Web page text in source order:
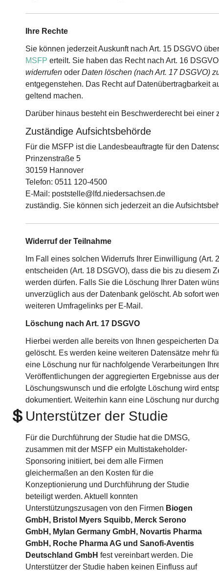
Ihre Rechte
Sie können jederzeit Auskunft nach Art. 15 DSGVO
MSFP erteilt. Sie haben das Recht nach Art. 16
widerrufen oder Daten löschen (nach Art. 17 DSGVO)
entgegenstehen. Das Recht auf Datenübertragbarkeit
geltend machen.
Darüber hinaus besteht ein Beschwerderecht bei
Zuständige Aufsichtsbehörde
Für die MSFP ist die Landesbeauftragte für den
Prinzenstraße 5
30159 Hannover
Telefon: 0511 120-4500
E-Mail: poststelle@lfd.niedersachsen.de
zuständig. Sie können sich jederzeit an die
Widerruf der Teilnahme
Im Fall eines solchen Widerrufs Ihrer Einwilligung
entscheiden (Art. 18 DSGVO), dass die bis zu diesem
werden dürfen. Falls Sie die Löschung Ihrer Daten
unverzüglich aus der Datenbank gelöscht. Ab sofort
weiteren Umfragelinks per E-Mail.
Löschung nach Art. 17 DSGVO
Hierbei werden alle bereits von Ihnen gespeicherten
gelöscht. Es werden keine weiteren Datensätze mehr
eine Löschung nur für nachfolgende Verarbeitungen
Veröffentlichungen der aggregierten Ergebnisse aus
Löschungswunsch und die erfolgte Löschung wird
dokumentiert. Weiterhin kann eine Löschung nur
Unterstützer der Studie
Für die Durchführung der Studie hat die DMSG,
zusammen mit der MSFP ein Multistakeholder-
Sponsoring initiiert, bei dem alle Firmen
gleichermaßen an den Kosten für die
Konzeptionierung und Durchführung der Studie
beteiligt werden. Aktuell konnten
Unterstützungszusagen von den Firmen Biogen
GmbH, Bristol Myers Squibb, Merck Serono
GmbH, Mylan Germany GmbH, Novartis Pharma
GmbH, Roche Pharma AG und Sanofi-Aventis
Deutschland GmbH fest vereinbart werden. Die
Unterstützer der Studie haben keinen Einfluss auf